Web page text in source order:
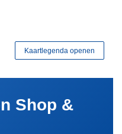
Kaartlegenda openen
Shop &